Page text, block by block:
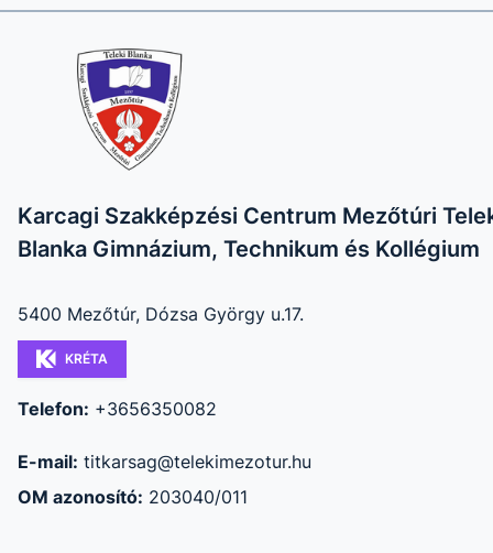
Karcagi Szakképzési Centrum Mezőtúri
Blanka Gimnázium, Technikum és Kollégium
5400 Mezőtúr, Dózsa György u.17.
KRÉTA
Telefon: +3656350082
E-mail: titkarsag@telekimezotur.hu
OM azonosító: 203040/011